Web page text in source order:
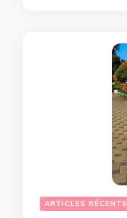
ARTICLES RÉCENTS